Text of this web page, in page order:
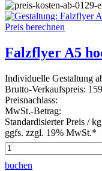
Falzflyer A5
Individuelle Gestaltung
Brutto-Verkaufspreis:
Preisnachlass:
MwSt.-Betrag:
Standardisierter Preis /
ggfs. zzgl. 19% MwSt.*
buchen